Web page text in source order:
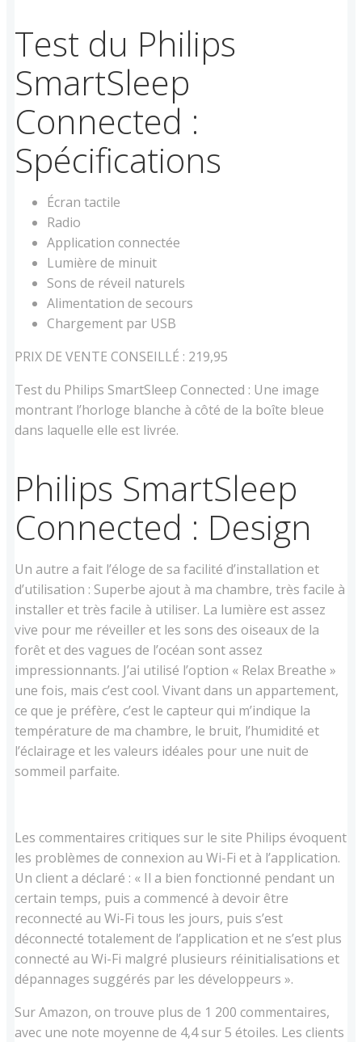
Test du Philips
SmartSleep
Connected :
Spécifications
Écran tactile
Radio
Application connectée
Lumière de minuit
Sons de réveil naturels
Alimentation de secours
Chargement par USB
PRIX DE VENTE CONSEILLÉ : 219,95
Test du Philips SmartSleep Connected : Une image
montrant l’horloge blanche à côté de la boîte bleue
dans laquelle elle est livrée.
Philips SmartSleep
Connected : Design
Un autre a fait l’éloge de sa facilité d’installation et
d’utilisation : Superbe ajout à ma chambre, très facile à
installer et très facile à utiliser. La lumière est assez
vive pour me réveiller et les sons des oiseaux de la
forêt et des vagues de l’océan sont assez
impressionnants. J’ai utilisé l’option « Relax Breathe »
une fois, mais c’est cool. Vivant dans un appartement,
ce que je préfère, c’est le capteur qui m’indique la
température de ma chambre, le bruit, l’humidité et
l’éclairage et les valeurs idéales pour une nuit de
sommeil parfaite.
Les commentaires critiques sur le site Philips évoquent
les problèmes de connexion au Wi-Fi et à l’application.
Un client a déclaré : « Il a bien fonctionné pendant un
certain temps, puis a commencé à devoir être
reconnecté au Wi-Fi tous les jours, puis s’est
déconnecté totalement de l’application et ne s’est plus
connecté au Wi-Fi malgré plusieurs réinitialisations et
dépannages suggérés par les développeurs ».
Sur Amazon, on trouve plus de 1 200 commentaires,
avec une note moyenne de 4,4 sur 5 étoiles. Les clients